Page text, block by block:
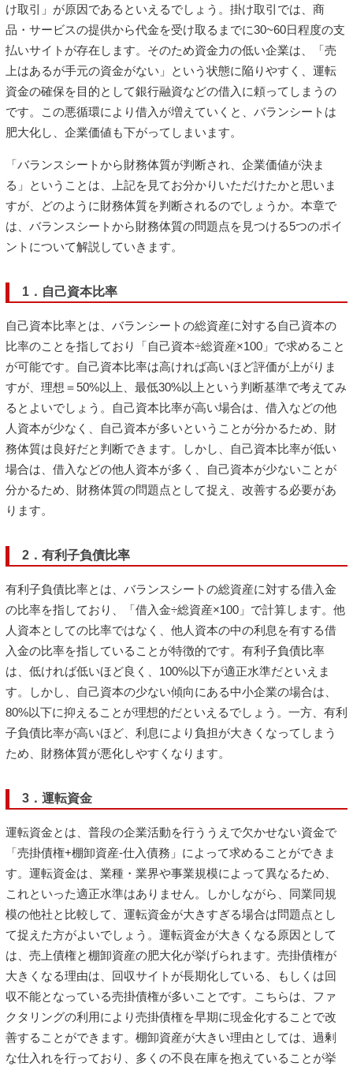
け取引」が原因であるといえるでしょう。掛け取引では、商
品・サービスの提供から代金を受け取るまでに30~60日程度の支
払いサイトが存在します。そのため資金力の低い企業は、「売
上はあるが手元の資金がない」という状態に陥りやすく、運転
資金の確保を目的として銀行融資などの借入に頼ってしまうの
です。この悪循環により借入が増えていくと、バランシートは
肥大化し、企業価値も下がってしまいます。
「バランスシートから財務体質が判断され、企業価値が決ま
る」ということは、上記を見てお分かりいただけたかと思いま
すが、どのように財務体質を判断されるのでしょうか。本章で
は、バランスシートから財務体質の問題点を見つける5つのポイ
ントについて解説していきます。
1．自己資本比率
自己資本比率とは、バランシートの総資産に対する自己資本の
比率のことを指しており「自己資本÷総資産×100」で求めること
が可能です。自己資本比率は高ければ高いほど評価が上がりま
すが、理想＝50%以上、最低30%以上という判断基準で考えてみ
るとよいでしょう。自己資本比率が高い場合は、借入などの他
人資本が少なく、自己資本が多いということが分かるため、財
務体質は良好だと判断できます。しかし、自己資本比率が低い
場合は、借入などの他人資本が多く、自己資本が少ないことが
分かるため、財務体質の問題点として捉え、改善する必要があ
ります。
2．有利子負債比率
有利子負債比率とは、バランスシートの総資産に対する借入金
の比率を指しており、「借入金÷総資産×100」で計算します。他
人資本としての比率ではなく、他人資本の中の利息を有する借
入金の比率を指していることが特徴的です。有利子負債比率
は、低ければ低いほど良く、100%以下が適正水準だといえま
す。しかし、自己資本の少ない傾向にある中小企業の場合は、
80%以下に抑えることが理想的だといえるでしょう。一方、有利
子負債比率が高いほど、利息により負担が大きくなってしまう
ため、財務体質が悪化しやすくなります。
3．運転資金
運転資金とは、普段の企業活動を行ううえで欠かせない資金で
「売掛債権+棚卸資産-仕入債務」によって求めることができま
す。運転資金は、業種・業界や事業規模によって異なるため、
これといった適正水準はありません。しかしながら、同業同規
模の他社と比較して、運転資金が大きすぎる場合は問題点とし
て捉えた方がよいでしょう。運転資金が大きくなる原因として
は、売上債権と棚卸資産の肥大化が挙げられます。売掛債権が
大きくなる理由は、回収サイトが長期化している、もしくは回
収不能となっている売掛債権が多いことです。こちらは、ファ
クタリングの利用により売掛債権を早期に現金化することで改
善することができます。棚卸資産が大きい理由としては、過剰
な仕入れを行っており、多くの不良在庫を抱えていることが挙